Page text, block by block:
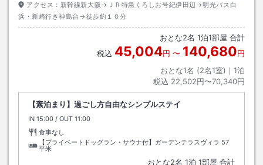
アクセス： 新幹線新大阪→ＪＲ特急くろしお号紀伊田辺→明光バス白
浜・新崎行き神島台→徒歩約１０分
おとな2名 1泊1部屋 合計
税込 45,004円 〜 140,680円
おとな1名 (2名1室)｜ 1泊
税込 22,502円〜70,340円
【素泊まり】過ごし方自由なシンプルステイ
IN チェックイン
15:00 / OUT チェックアウト
11:00
食事なし
【プライベートドッグラン・サウナ付】ガーデンテラスヴィラ 57
平米
おとな2名 1泊 1部屋 合計